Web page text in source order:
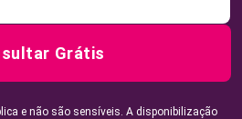
Grátis
e não são sensíveis. A disponibilização